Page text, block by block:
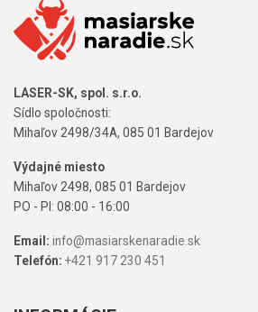
LASER-SK, spol. s.r.o.
Sídlo spoločnosti:
Mihaľov 2498/34A, 085 01 Bardejov
Výdajné miesto
Mihaľov 2498, 085 01 Bardejov
PO - PI: 08:00 - 16:00
Email: info@masiarskenaradie.sk
Telefón: +421 917 230 451